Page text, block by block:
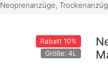
Neoprenanzüge,
Rabatt10%
Größe: 4L